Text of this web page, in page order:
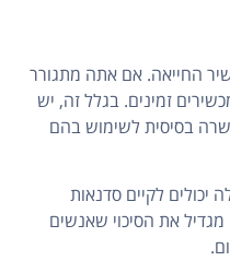
החייאה. אם אתה מתגורר
זמינים. בגלל זה, יש
בסיסית לשימוש בהם
יכולים לקיים סדנאות
את הסיכוי שאנשים